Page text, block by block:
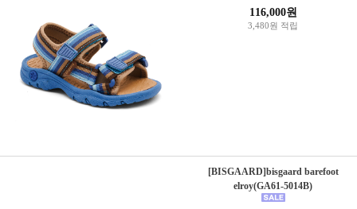
116,000원
3,480원 적립
[BISGAARD]bisgaard barefoot
elroy(GA61-5014B)